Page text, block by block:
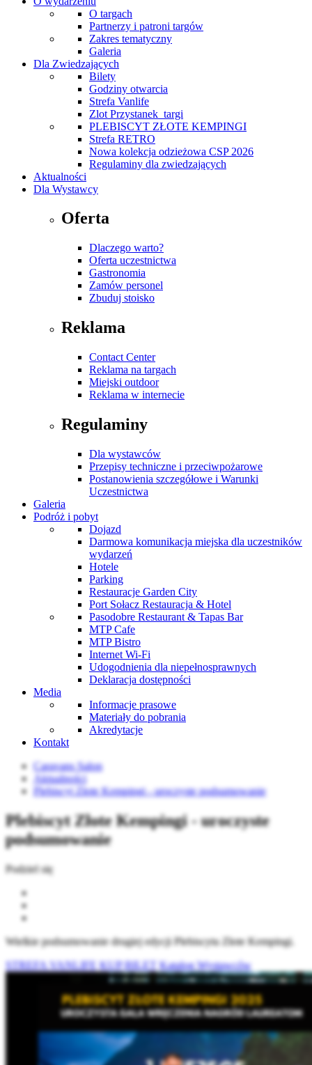
O targach
Partnerzy i patroni targów
Zakres tematyczny
Galeria
Dla Zwiedzających
Bilety
Godziny otwarcia
Strefa Vanlife
Zlot Przystanek_targi
PLEBISCYT ZŁOTE KEMPINGI
Strefa RETRO
Nowa kolekcja odzieżowa CSP 2026
Regulaminy dla zwiedzających
Aktualności
Dla Wystawcy
Oferta
Dlaczego warto?
Oferta uczestnictwa
Gastronomia
Zamów personel
Zbuduj stoisko
Reklama
Contact Center
Reklama na targach
Miejski outdoor
Reklama w internecie
Regulaminy
Dla wystawców
Przepisy techniczne i przeciwpożarowe
Postanowienia szczegółowe i Warunki
Uczestnictwa
Galeria
Podróż i pobyt
Dojazd
Darmowa komunikacja miejska dla uczestników
wydarzeń
Hotele
Parking
Restauracje Garden City
Port Sołacz Restauracja & Hotel
Pasodobre Restaurant & Tapas Bar
MTP Cafe
MTP Bistro
Internet Wi-Fi
Udogodnienia dla niepełnosprawnych
Deklaracja dostępności
Media
Informacje prasowe
Materiały do pobrania
Akredytacje
Kontakt
Caravans Salon
Aktualności
Plebiscyt Złote Kempingi - uroczyste podsumowanie
Plebiscyt Złote Kempingi - uroczyste
podsumowanie
Podziel się
Wielkie podsumowanie drugiej edycji Plebiscytu Złote Kempingi.
STREFA VANLIFE KUP BILET Katalog Wystawców